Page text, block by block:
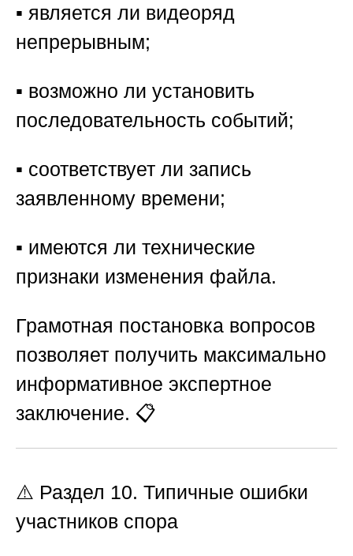
▪️ является ли видеоряд
непрерывным;
▪️ возможно ли установить
последовательность событий;
▪️ соответствует ли запись
заявленному времени;
▪️ имеются ли технические
признаки изменения файла.
Грамотная постановка вопросов
позволяет получить максимально
информативное экспертное
заключение. 📋
⚠️ Раздел 10. Типичные ошибки
участников спора